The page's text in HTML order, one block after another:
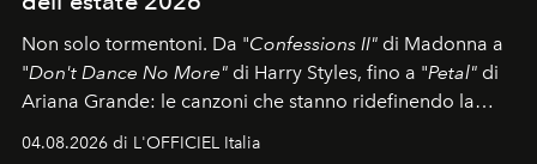
Non solo tormentoni. Da "Confessions II" di Madonna a
"Don't Dance No More" di Harry Styles, fino a "Petal" di
Ariana Grande: le canzoni che stanno ridefinendo la
colonna sonora della stagione.
04.08.2026 di L'OFFICIEL Italia